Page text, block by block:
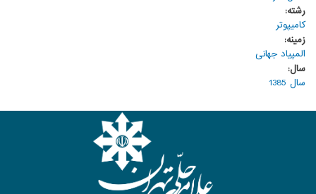
رشته:
کامیپوتر
زمینه:
المپیاد جهانی
سال:
سال 1385